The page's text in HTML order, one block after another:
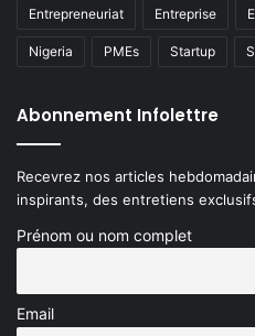
Entrepreneuriat Entreprise
Nigeria PMEs Startup
Abonnement Infolettre
Recevrez nos articles
inspirants, des entretiens
Prénom ou nom complet
Email